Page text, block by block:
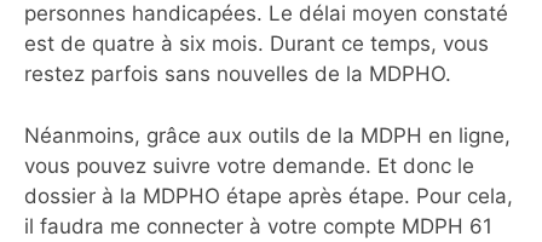
personnes handicapées. Le délai moyen constaté
est de quatre à six mois. Durant ce temps, vous
restez parfois sans nouvelles de la MDPHO.
Néanmoins, grâce aux outils de la MDPH en ligne,
vous pouvez suivre votre demande. Et donc le
dossier à la MDPHO étape après étape. Pour cela,
il faudra me connecter à votre compte MDPH 61